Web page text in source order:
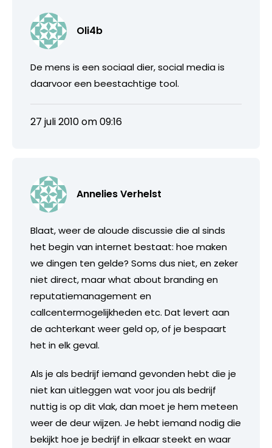
Oli4b
De mens is een sociaal dier, social media is
daarvoor een beestachtige tool.
27 juli 2010 om 09:16
Annelies Verhelst
Blaat, weer de aloude discussie die al sinds
het begin van internet bestaat: hoe maken
we dingen ten gelde? Soms dus niet, en zeker
niet direct, maar what about branding en
reputatiemanagement en
callcentermogelijkheden etc. Dat levert aan
de achterkant weer geld op, of je bespaart
het in elk geval.
Als je als bedrijf iemand gevonden hebt die je
niet kan uitleggen wat voor jou als bedrijf
nuttig is op dit vlak, dan moet je hem meteen
weer de deur wijzen. Je hebt iemand nodig die
bekijkt hoe je bedrijf in elkaar steekt en waar